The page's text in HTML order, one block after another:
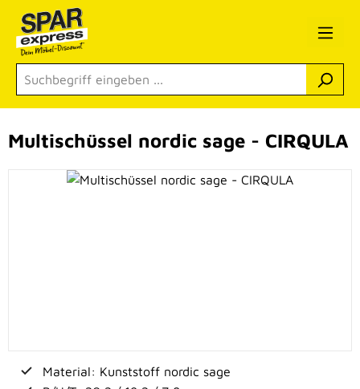
Zum Hauptinhalt springen
Bildergalerie überspringen
Multischüssel nordic sage - CIRQULA
Material: Kunststoff nordic sage